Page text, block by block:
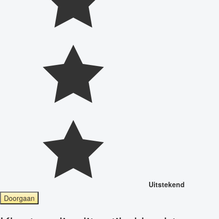
Uitstekend
Doorgaan